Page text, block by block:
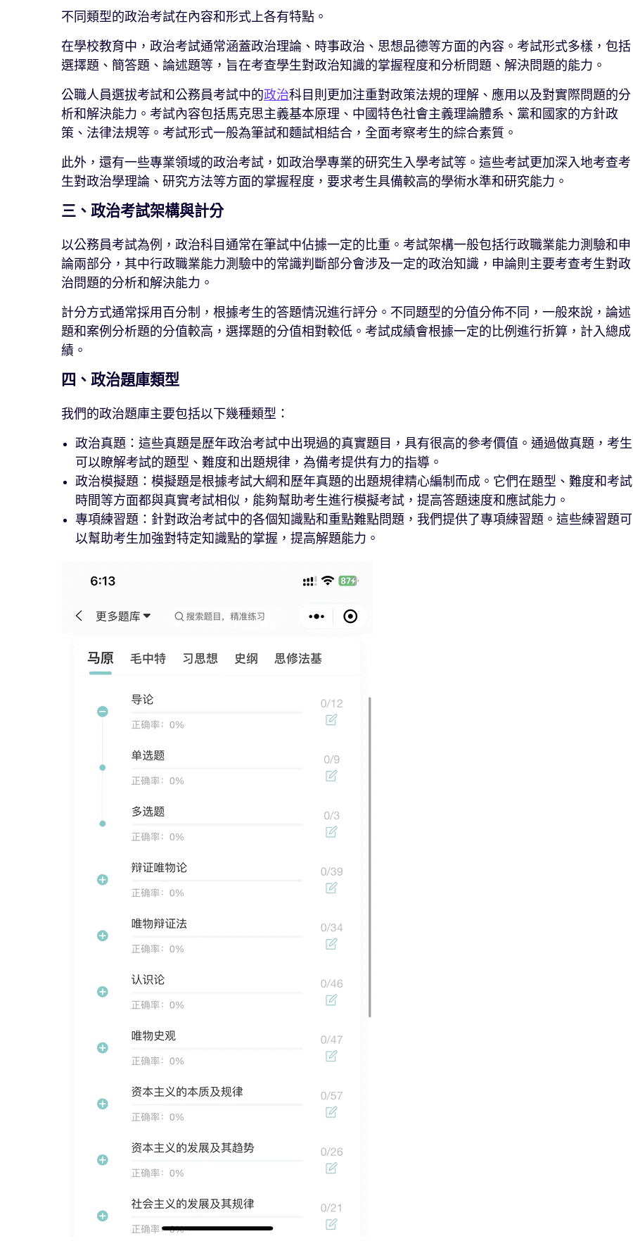
不同類型的政治考試在內容和形式上各有特點。
在學校教育中，政治考試通常涵蓋政治理論、時事政治、思想品德等方面的內容。考試形式多樣，包括
選擇題、簡答題、論述題等，旨在考查學生對政治知識的掌握程度和分析問題、解決問題的能力。
公職人員選拔考試和公務員考試中的政治科目則更加注重對政策法規的理解、應用以及對實際問題的分
析和解決能力。考試內容包括馬克思主義基本原理、中國特色社會主義理論體系、黨和國家的方針政
策、法律法規等。考試形式一般為筆試和麵試相結合，全面考察考生的綜合素質。
此外，還有一些專業領域的政治考試，如政治學專業的研究生入學考試等。這些考試更加深入地考查考
生對政治學理論、研究方法等方面的掌握程度，要求考生具備較高的學術水準和研究能力。
三、政治考試架構與計分
以公務員考試為例，政治科目通常在筆試中佔據一定的比重。考試架構一般包括行政職業能力測驗和申
論兩部分，其中行政職業能力測驗中的常識判斷部分會涉及一定的政治知識，申論則主要考查考生對政
治問題的分析和解決能力。
計分方式通常採用百分制，根據考生的答題情況進行評分。不同題型的分值分佈不同，一般來說，論述
題和案例分析題的分值較高，選擇題的分值相對較低。考試成績會根據一定的比例進行折算，計入總成
績。
四、政治題庫類型
我們的政治題庫主要包括以下幾種類型：
政治真題：這些真題是歷年政治考試中出現過的真實題目，具有很高的參考價值。通過做真題，考生
可以瞭解考試的題型、難度和出題規律，為備考提供有力的指導。
政治模擬題：模擬題是根據考試大綱和歷年真題的出題規律精心編制而成。它們在題型、難度和考試
時間等方面都與真實考試相似，能夠幫助考生進行模擬考試，提高答題速度和應試能力。
專項練習題：針對政治考試中的各個知識點和重點難點問題，我們提供了專項練習題。這些練習題可
以幫助考生加強對特定知識點的掌握，提高解題能力。